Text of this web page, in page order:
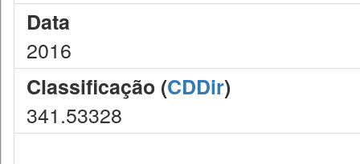
Data
2016
Classificação (CDDir)
341.53328